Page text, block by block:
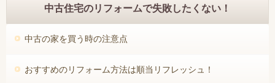
中古住宅のリフォームで失敗したくない！
中古の家を買う時の注意点
おすすめのリフォーム方法は順当リフレッシュ！